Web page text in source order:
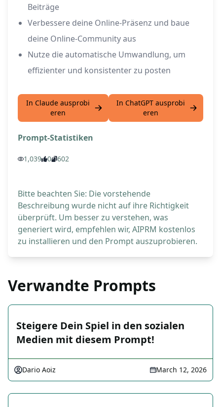
Beiträge
Verbessere deine Online-Präsenz und baue
deine Online-Community aus
Nutze die automatische Umwandlung, um
effizienter und konsistenter zu posten
In Claude ausprobi
eren
In ChatGPT ausprobi
eren
Prompt-Statistiken
1,039 0 602
Bitte beachten Sie: Die vorstehende
Beschreibung wurde nicht auf ihre Richtigkeit
überprüft. Um besser zu verstehen, was
generiert wird, empfehlen wir, AIPRM kostenlos
zu installieren und den Prompt auszuprobieren.
Verwandte Prompts
Steigere Dein Spiel in den sozialen
Medien mit diesem Prompt!
Dario Aoiz March 12, 2026